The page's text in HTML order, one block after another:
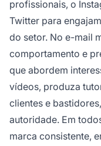
profissionais, o
Twitter para
do setor. No e-mail
comportamento e
que abordem
vídeos, produza
clientes e
autoridade. Em
marca consistente,